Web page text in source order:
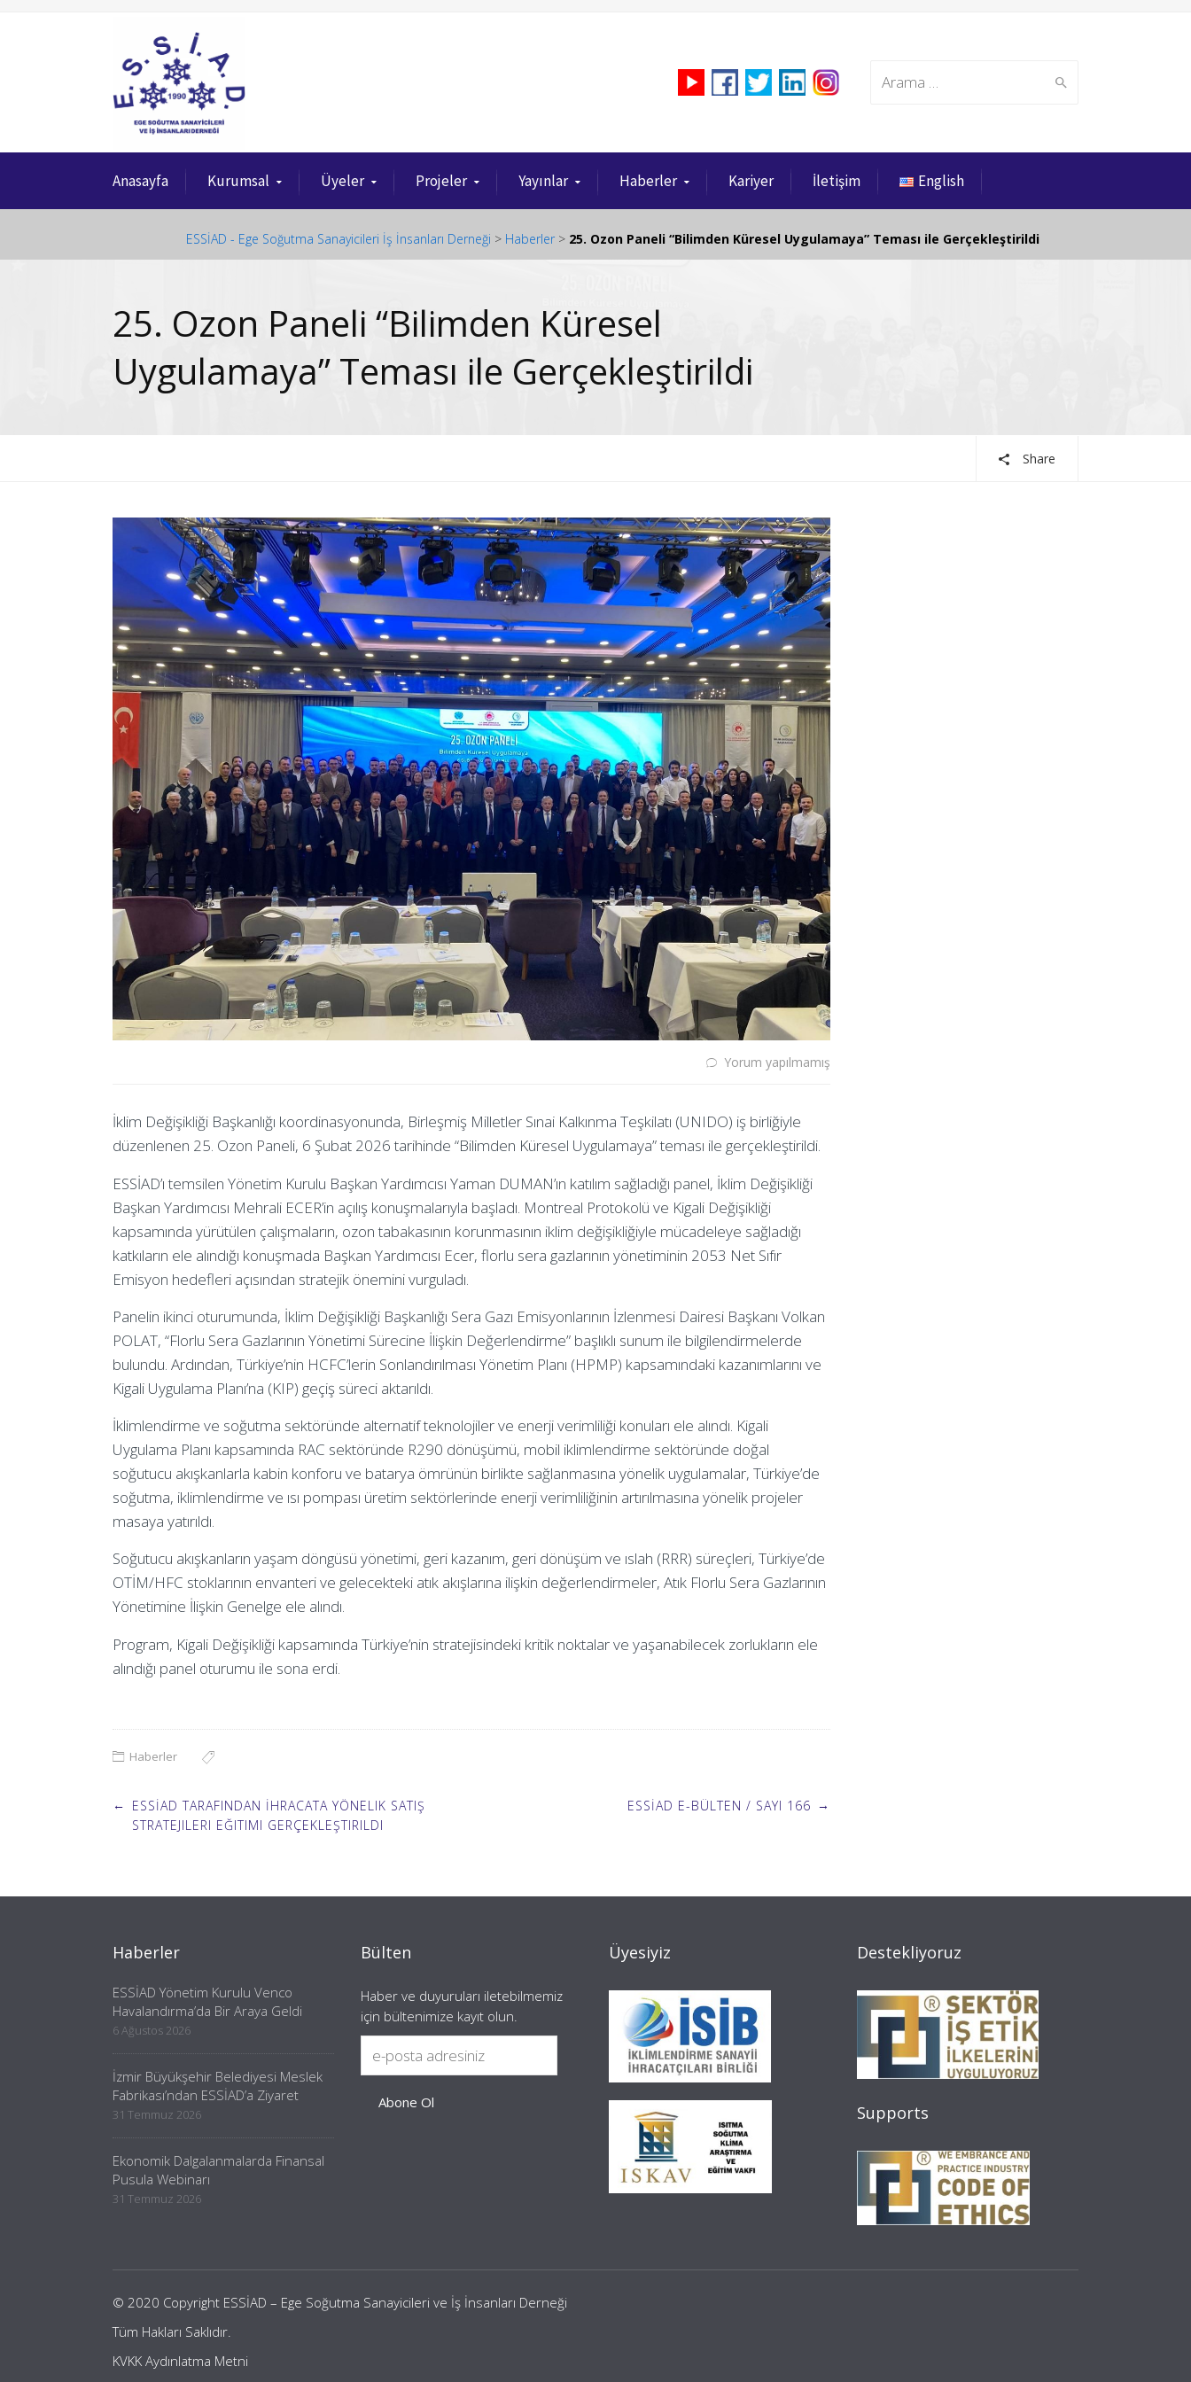
Search
Anasayfa Kurumsal Üyeler Projeler Yayınlar Haberler Kariyer İletişim English
ESSİAD - Ege Soğutma Sanayicileri İş İnsanları Derneği > Haberler > 25. Ozon Paneli “Bilimden Küresel Uygulamaya” Teması ile Gerçekleştirildi
25. Ozon Paneli “Bilimden Küresel
Uygulamaya” Teması ile Gerçekleştirildi
Share
Yorum yapılmamış
İklim Değişikliği Başkanlığı koordinasyonunda, Birleşmiş Milletler Sınai Kalkınma Teşkilatı (UNIDO) iş birliğiyle
düzenlenen 25. Ozon Paneli, 6 Şubat 2026 tarihinde “Bilimden Küresel Uygulamaya” teması ile gerçekleştirildi.
ESSİAD’ı temsilen Yönetim Kurulu Başkan Yardımcısı Yaman DUMAN’ın katılım sağladığı panel, İklim Değişikliği
Başkan Yardımcısı Mehrali ECER’in açılış konuşmalarıyla başladı. Montreal Protokolü ve Kigali Değişikliği
kapsamında yürütülen çalışmaların, ozon tabakasının korunmasının iklim değişikliğiyle mücadeleye sağladığı
katkıların ele alındığı konuşmada Başkan Yardımcısı Ecer, florlu sera gazlarının yönetiminin 2053 Net Sıfır
Emisyon hedefleri açısından stratejik önemini vurguladı.
Panelin ikinci oturumunda, İklim Değişikliği Başkanlığı Sera Gazı Emisyonlarının İzlenmesi Dairesi Başkanı Volkan
POLAT, “Florlu Sera Gazlarının Yönetimi Sürecine İlişkin Değerlendirme” başlıklı sunum ile bilgilendirmelerde
bulundu. Ardından, Türkiye’nin HCFC’lerin Sonlandırılması Yönetim Planı (HPMP) kapsamındaki kazanımlarını ve
Kigali Uygulama Planı’na (KIP) geçiş süreci aktarıldı.
İklimlendirme ve soğutma sektöründe alternatif teknolojiler ve enerji verimliliği konuları ele alındı. Kigali
Uygulama Planı kapsamında RAC sektöründe R290 dönüşümü, mobil iklimlendirme sektöründe doğal
soğutucu akışkanlarla kabin konforu ve batarya ömrünün birlikte sağlanmasına yönelik uygulamalar, Türkiye’de
soğutma, iklimlendirme ve ısı pompası üretim sektörlerinde enerji verimliliğinin artırılmasına yönelik projeler
masaya yatırıldı.
Soğutucu akışkanların yaşam döngüsü yönetimi, geri kazanım, geri dönüşüm ve ıslah (RRR) süreçleri, Türkiye’de
OTİM/HFC stoklarının envanteri ve gelecekteki atık akışlarına ilişkin değerlendirmeler, Atık Florlu Sera Gazlarının
Yönetimine İlişkin Genelge ele alındı.
Program, Kigali Değişikliği kapsamında Türkiye’nin stratejisindeki kritik noktalar ve yaşanabilecek zorlukların ele
alındığı panel oturumu ile sona erdi.
Haberler
Post
← ESSİAD TARAFINDAN İHRACATA YÖNELIK SATIŞ
STRATEJILERI EĞITIMI GERÇEKLEŞTIRILDI
ESSİAD E-BÜLTEN / SAYI 166 →
Haberler
ESSİAD Yönetim Kurulu Venco
Havalandırma’da Bir Araya Geldi
6 Ağustos 2026
İzmir Büyükşehir Belediyesi Meslek
Fabrikası’ndan ESSİAD’a Ziyaret
31 Temmuz 2026
Ekonomik Dalgalanmalarda Finansal
Pusula Webinarı
31 Temmuz 2026
Bülten
Haber ve duyuruları iletebilmemiz
için bültenimize kayıt olun.
Üyesiyiz Destekliyoruz
Supports
© 2020 Copyright ESSİAD – Ege Soğutma Sanayicileri ve İş İnsanları Derneği
Tüm Hakları Saklıdır.
KVKK Aydınlatma Metni